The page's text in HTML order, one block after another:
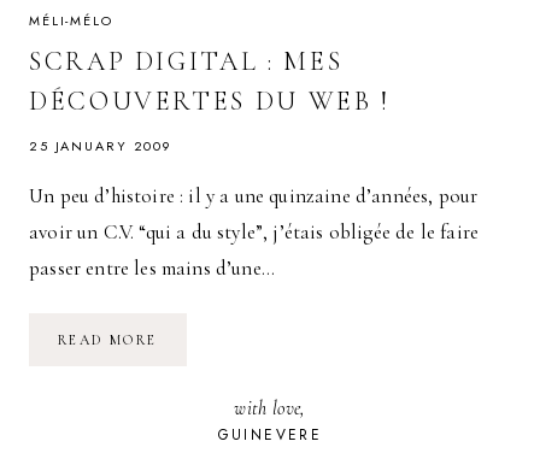
MÉLI-MÉLO
SCRAP DIGITAL : MES
DÉCOUVERTES DU WEB !
25 JANUARY 2009
Un peu d’histoire : il y a une quinzaine d’années, pour
avoir un C.V. “qui a du style”, j’étais obligée de le faire
passer entre les mains d’une…
READ MORE
DÉCOUVERTES
with love,
GUINEVERE